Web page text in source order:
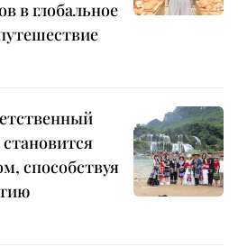
в глобальное
способствуя